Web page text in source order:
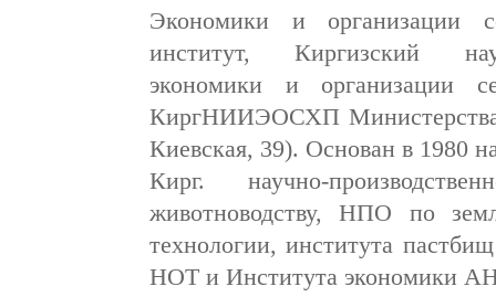
Экономики и организации
институт, Киргизский
экономики и организации
КиргНИИЭОСХП Министерства
Киевская, 39). Основан в 1980
Кирг. научно-
животноводству, НПО по
технологии, института
НОТ и Института экономики